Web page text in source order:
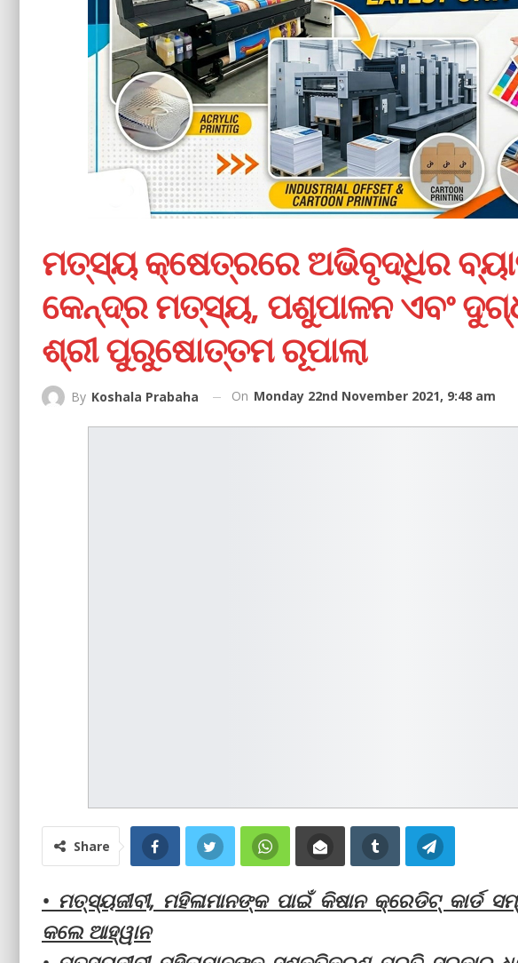
ମତ୍ସ୍ୟ କ୍ଷେତ୍ରରେ ଅଭିବୃଦ୍ଧିର
କେନ୍ଦ୍ର ମତ୍ସ୍ୟ, ପଶୁପାଳନ ଏବଂ
ଶ୍ରୀ ପୁରୁଷୋତ୍ତମ ରୂପାଲା
By Koshala Prabaha On Monday 22nd November 2021, 9:48 am
Share
• ମତ୍ସ୍ୟଜୀବୀ, ମହିଳାମାନଙ୍କ ପାଇଁ କିଷାନ କ୍ରେଡିଟ୍ କାର୍ଡ
କଲେ ଆହ୍ୱାନ